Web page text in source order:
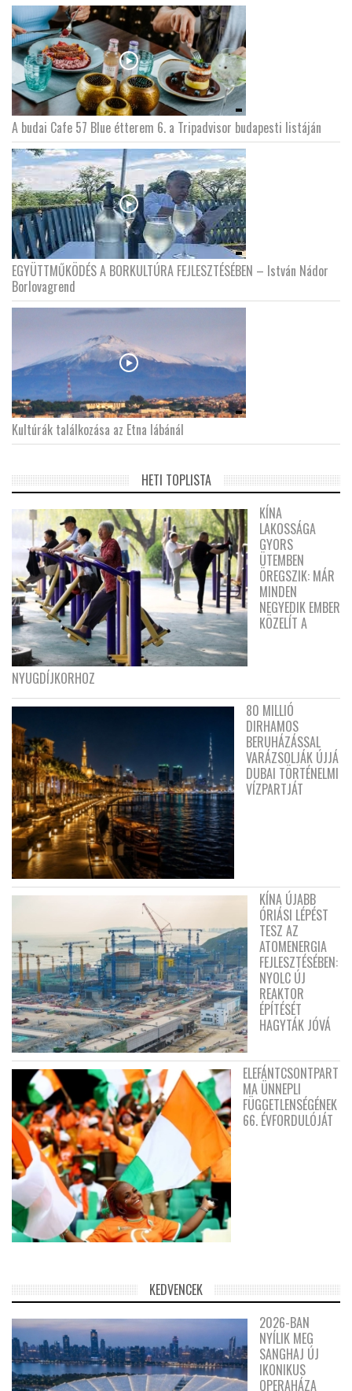
A budai Cafe 57 Blue étterem 6. a Tripadvisor budapesti listáján
EGYÜTTMŰKÖDÉS A BORKULTÚRA FEJLESZTÉSÉBEN – István Nádor
Borlovagrend
Kultúrák találkozása az Etna lábánál
HETI TOPLISTA
KÍNA
LAKOSSÁGA
GYORS
ÜTEMBEN
ÖREGSZIK: MÁR
MINDEN
NEGYEDIK EMBER
KÖZELÍT A
NYUGDÍJKORHOZ
80 MILLIÓ
DIRHAMOS
BERUHÁZÁSSAL
VARÁZSOLJÁK ÚJJÁ
DUBAI TÖRTÉNELMI
VÍZPARTJÁT
KÍNA ÚJABB
ÓRIÁSI LÉPÉST
TESZ AZ
ATOMENERGIA
FEJLESZTÉSÉBEN:
NYOLC ÚJ
REAKTOR
ÉPÍTÉSÉT
HAGYTÁK JÓVÁ
ELEFÁNTCSONTPART
MA ÜNNEPLI
FÜGGETLENSÉGÉNEK
66. ÉVFORDULÓJÁT
KEDVENCEK
2026-BAN
NYÍLIK MEG
SANGHAJ ÚJ
IKONIKUS
OPERAHÁZA